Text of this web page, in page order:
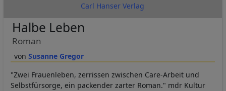
Carl Hanser Verlag
Susanne Gregor
Halbe Leben
Roman
"Zwei Frauenleben, zerrissen zwischen Care-Arbeit und
Selbstfürsorge, ein packender zarter Roman." mdr Kultur